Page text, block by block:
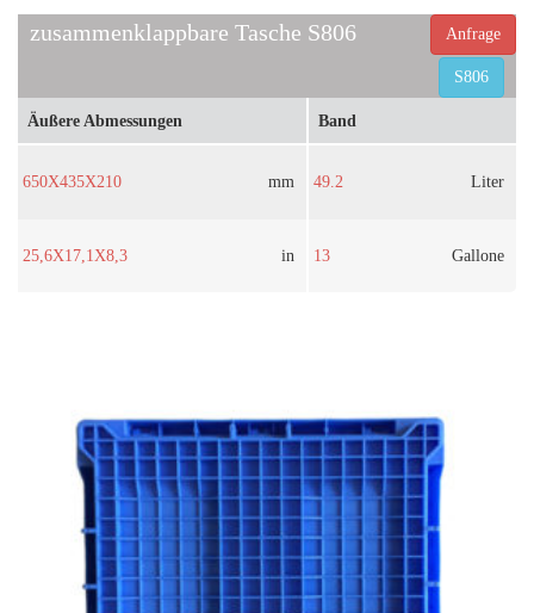
zusammenklappbare Tasche S806 Anfrage
S806
Äußere Abmessungen
650X435X210 mm
25,6X17,1X8,3 in
Band
49.2 Liter
13 Gallone